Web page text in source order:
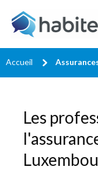
Accueil
Les